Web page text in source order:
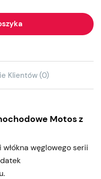
Klientów (0)
Motos z
węglowego serii